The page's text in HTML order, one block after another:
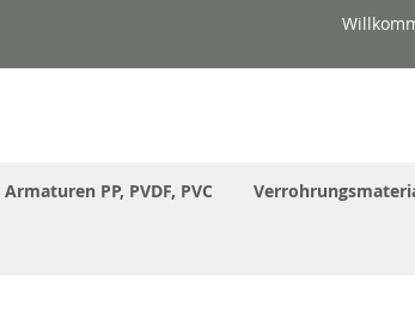
Armaturen PP, PVDF, PVC